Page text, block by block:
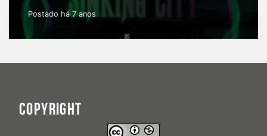
Postado há 7 anos
COPYRIGHT